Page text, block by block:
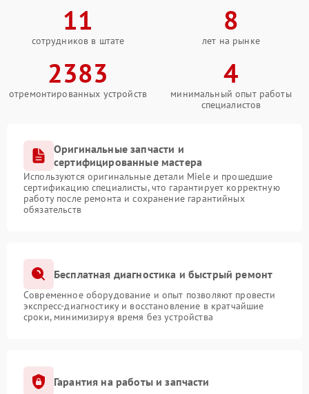
11
сотрудников в штате
8
лет на рынке
2383
отремонтированных устройств
4
минимальный опыт работы
специалистов
Оригинальные запчасти и
сертифицированные мастера
Используются оригинальные детали Miele и прошедшие
сертификацию специалисты, что гарантирует корректную
работу после ремонта и сохранение гарантийных
обязательств
Бесплатная диагностика и быстрый ремонт
Современное оборудование и опыт позволяют провести
экспресс-диагностику и восстановление в кратчайшие
сроки, минимизируя время без устройства
Гарантия на работы и запчасти